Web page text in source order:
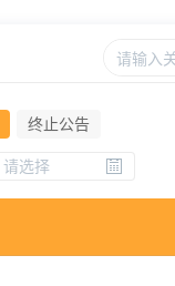
终止公告